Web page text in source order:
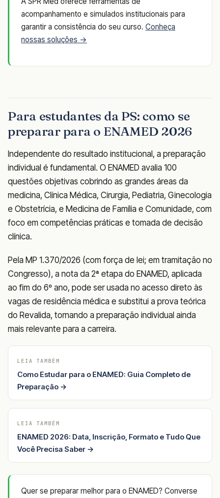
acompanhamento e simulados institucionais para
garantir a consistência do seu curso. Conheça
nossas soluções →
Para estudantes da PS: como se
preparar para o ENAMED 2026
Independente do resultado institucional, a preparação
individual é fundamental. O ENAMED avalia 100
questões objetivas cobrindo as grandes áreas da
medicina, Clínica Médica, Cirurgia, Pediatria, Ginecologia
e Obstetrícia, e Medicina de Família e Comunidade, com
foco em competências práticas e tomada de decisão
clínica.
Pela MP 1.370/2026 (com força de lei; em tramitação no
Congresso), a nota da 2ª etapa do ENAMED, aplicada
ao fim do 6º ano, pode ser usada no acesso direto às
vagas de residência médica e substitui a prova teórica
do Revalida, tornando a preparação individual ainda
mais relevante para a carreira.
LEIA TAMBÉM
Como Estudar para o ENAMED: Guia Completo de
Preparação →
LEIA TAMBÉM
ENAMED 2026: Data, Inscrição, Formato e Tudo Que
Você Precisa Saber →
Quer se preparar melhor para o ENAMED? Converse